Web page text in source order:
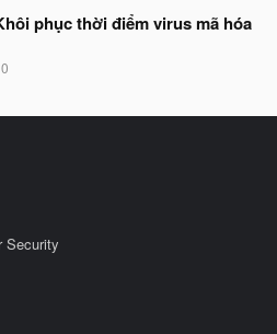
phục thời điểm virus mã hóa
0
Security